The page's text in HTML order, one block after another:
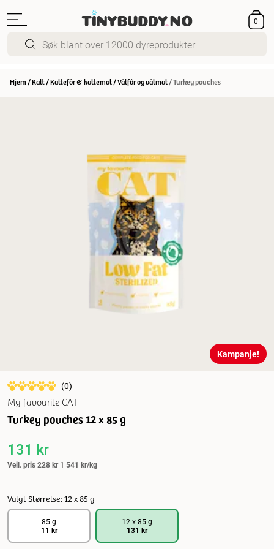
0
Hjem /Katt/Kattefôr & kattemat/Våtfôr og våtmat/Turkey pouches
Kampanje!
My favourite CAT
Turkey pouches 12 x 85 g
(0)
131 kr
Veil. pris228 kr1 541 kr/kg
Valgt Størrelse: 12 x 85 g
85 g
11 kr
12 x 85 g
131 kr